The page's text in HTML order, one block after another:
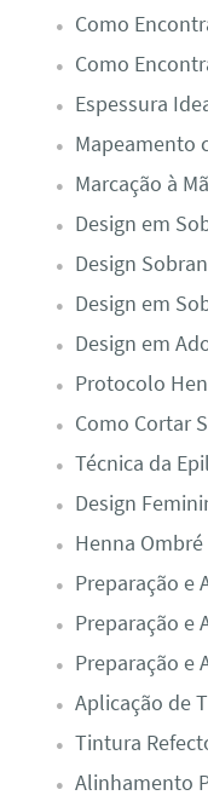
Como
Como
Espessura
Mapeamento
Marcação à
Design em
Design
Design em
Design em
Protocolo
Como Cortar
Técnica da
Design
Henna Ombré
Preparação e
Preparação e
Preparação e
Aplicação de
Tintura
Alinhamento